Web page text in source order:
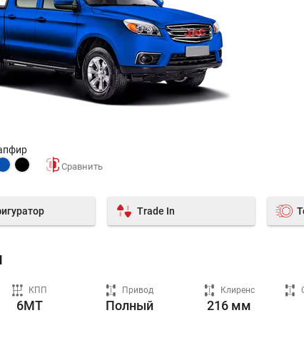
Trade In
КПП
6MT
Привод
Полный
Клиренс
216 мм